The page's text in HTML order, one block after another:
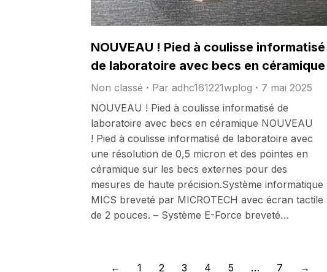
NOUVEAU ! Pied à coulisse informatisé
de laboratoire avec becs en céramique
Non classé Par adhc161221wplog
7 mai 2025
NOUVEAU ! Pied à coulisse informatisé de
laboratoire avec becs en céramique NOUVEAU
! Pied à coulisse informatisé de laboratoire avec
une résolution de 0,5 micron et des pointes en
céramique sur les becs externes pour des
mesures de haute précision.Système informatique
MICS breveté par MICROTECH avec écran tactile
de 2 pouces. – Système E-Force breveté…
← 1 2 3 4 5 … 7 →